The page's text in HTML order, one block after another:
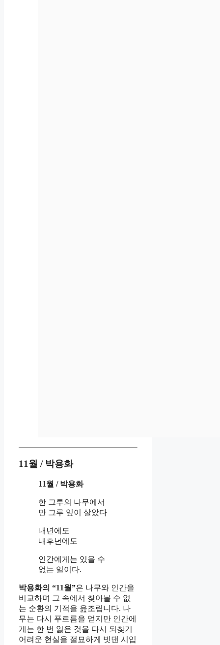
11월 / 박용화
11월 / 박용화
한 그루의 나무에서
만 그루 잎이 살았다
내년에도
내후년에도
인간에게는 있을 수
없는 일이다.
박용화의 “11월”은 나무와 인간을
비교하며 그 속에서 찾아볼 수 없
는 순환의 기적을 읊조립니다. 나
무는 다시 푸르름을 얻지만 인간에
게는 한 번 잃은 것을 다시 되찾기
어려운 현실을 절묘하게 빗댄 시입